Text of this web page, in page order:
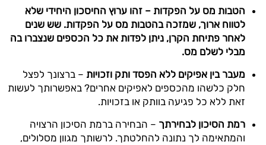
הטבות מס על הפקדות – זהו ערוץ החיסכון היחידי שלא
לטווח ארוך, שמזכה בהטבות מס על הפקדות. שש שנים
לאחר פתיחת הקרן, ניתן לפדות את כל הכספים שנצברו בה
מבלי לשלם מס.
מעבר בין אפיקים ללא הפסד ותק וזכויות – ברצונך לפצל
חלק כלשהו מהכספים לאפיקים אחרים? באפשרותך לעשות
זאת ללא כל פגיעה בוותק או בזכויות.
רמת הסיכון לבחירתך – הבחירה ברמת הסיכון הרצויה
והמתאימה לך נתונה להחלטתך. לרשותך מגוון מסלולים,